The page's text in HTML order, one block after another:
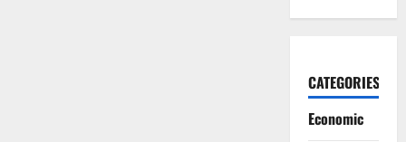
CATEGORIES
Economic